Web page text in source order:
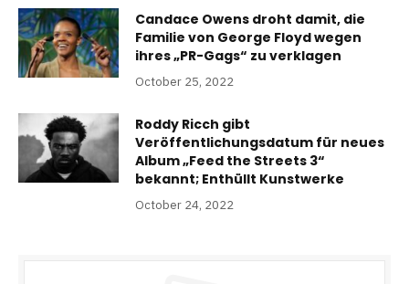
Candace Owens droht damit, die
Familie von George Floyd wegen
ihres „PR-Gags“ zu verklagen
October 25, 2022
Roddy Ricch gibt
Veröffentlichungsdatum für neues
Album „Feed the Streets 3“
bekannt; Enthüllt Kunstwerke
October 24, 2022